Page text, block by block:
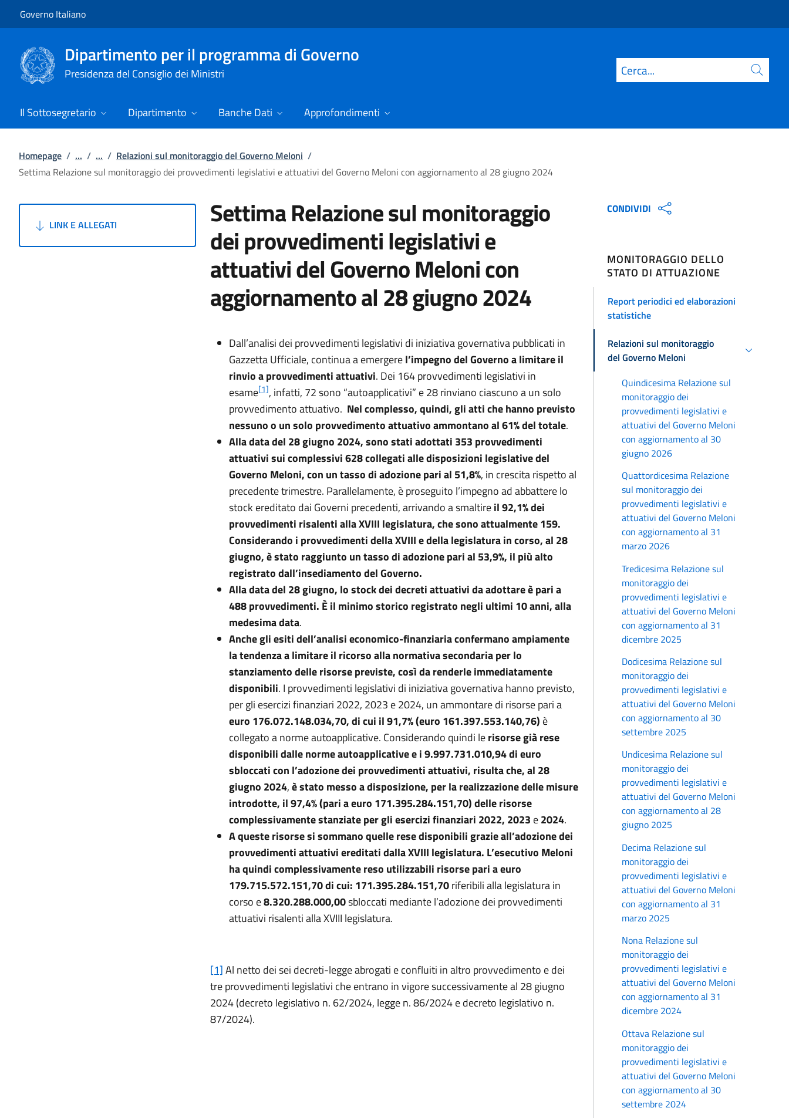
Governo Italiano
Dipartimento per il programma di Governo
Presidenza del Consiglio dei Ministri Cerca
Il Sottosegretario Dipartimento Banche Dati Approfondimenti
Homepage / ... / ... / Relazioni sul monitoraggio del Governo Meloni /
Settima Relazione sul monitoraggio dei provvedimenti legislativi e attuativi del Governo Meloni con aggiornamento al 28 giugno 2024
LINK E ALLEGATI Settima Relazione sul monitoraggio
dei provvedimenti legislativi e
attuativi del Governo Meloni con
aggiornamento al 28 giugno 2024
Dall’analisi dei provvedimenti legislativi di iniziativa governativa pubblicati in
Gazzetta Ufficiale, continua a emergerel’impegno del Governo a limitare il
rinvio a provvedimenti attuativi. Dei 164 provvedimenti legislativi in
esame[1], infatti, 72 sono “autoapplicativi” e 28 rinviano ciascuno a un solo
provvedimento attuativo. Nel complesso, quindi, gli atti che hanno previsto
nessuno o un solo provvedimento attuativo ammontano al 61% del totale.
Alla data del 28 giugno 2024, sono stati adottati 353 provvedimenti
attuativi sui complessivi 628 collegati alle disposizioni legislative del
Governo Meloni, con un tasso di adozione pari al 51,8%, in crescita rispetto al
precedente trimestre. Parallelamente, è proseguito l’impegno ad abbattere lo
stock ereditato dai Governi precedenti, arrivando a smaltireil 92,1% dei
provvedimenti risalenti alla XVIII legislatura, che sono attualmente 159.
Considerando i provvedimenti della XVIII e della legislatura in corso, al 28
giugno, è stato raggiunto un tasso di adozione pari al 53,9%, il più alto
registrato dall’insediamento del Governo.
Alla data del 28 giugno, lo stock dei decreti attuativi da adottare è pari a
488 provvedimenti. È il minimo storico registrato negli ultimi 10 anni, alla
medesima data.
Anche gli esiti dell’analisi economico-finanziaria confermano ampiamente
la tendenza a limitare il ricorso alla normativa secondaria per lo
stanziamento delle risorse previste, così da renderle immediatamente
disponibili. I provvedimenti legislativi di iniziativa governativa hanno previsto,
per gli esercizi finanziari 2022, 2023 e 2024, un ammontare di risorse pari a
euro 176.072.148.034,70, di cui il 91,7% (euro 161.397.553.140,76) è
collegato a norme autoapplicative. Considerando quindi lerisorse già rese
disponibili dalle norme autoapplicative e i 9.997.731.010,94 di euro
sbloccati con l’adozione dei provvedimenti attuativi, risulta che, al 28
giugno 2024,è stato messo a disposizione, per la realizzazione delle misure
introdotte, il 97,4% (pari a euro 171.395.284.151,70) delle risorse
complessivamente stanziate per gli esercizi finanziari 2022, 2023 e2024.
A queste risorse si sommano quelle rese disponibili grazie all’adozione dei
provvedimenti attuativi ereditati dalla XVIII legislatura. L’esecutivo Meloni
ha quindi complessivamente reso utilizzabili risorse pari a euro
179.715.572.151,70 di cui: 171.395.284.151,70riferibili alla legislatura in
corso e8.320.288.000,00sbloccati mediante l’adozione dei provvedimenti
attuativi risalenti alla XVIII legislatura.
[1]Al netto dei sei decreti-legge abrogati e confluiti in altro provvedimento e dei
tre provvedimenti legislativi che entrano in vigore successivamente al 28 giugno
2024 (decreto legislativo n. 62/2024, legge n. 86/2024 e decreto legislativo n.
87/2024).
CONDIVIDI
MONITORAGGIO DELLO
STATO DI ATTUAZIONE
Report periodici ed elaborazioni
statistiche
Relazioni sul monitoraggio
del Governo Meloni
Quindicesima Relazione sul
monitoraggio dei
provvedimenti legislativi e
attuativi del Governo Meloni
con aggiornamento al 30
giugno 2026
Quattordicesima Relazione
sul monitoraggio dei
provvedimenti legislativi e
attuativi del Governo Meloni
con aggiornamento al 31
marzo 2026
Tredicesima Relazione sul
monitoraggio dei
provvedimenti legislativi e
attuativi del Governo Meloni
con aggiornamento al 31
dicembre 2025
Dodicesima Relazione sul
monitoraggio dei
provvedimenti legislativi e
attuativi del Governo Meloni
con aggiornamento al 30
settembre 2025
Undicesima Relazione sul
monitoraggio dei
provvedimenti legislativi e
attuativi del Governo Meloni
con aggiornamento al 28
giugno 2025
Decima Relazione sul
monitoraggio dei
provvedimenti legislativi e
attuativi del Governo Meloni
con aggiornamento al 31
marzo 2025
Nona Relazione sul
monitoraggio dei
provvedimenti legislativi e
attuativi del Governo Meloni
con aggiornamento al 31
dicembre 2024
Ottava Relazione sul
monitoraggio dei
provvedimenti legislativi e
attuativi del Governo Meloni
con aggiornamento al 30
settembre 2024